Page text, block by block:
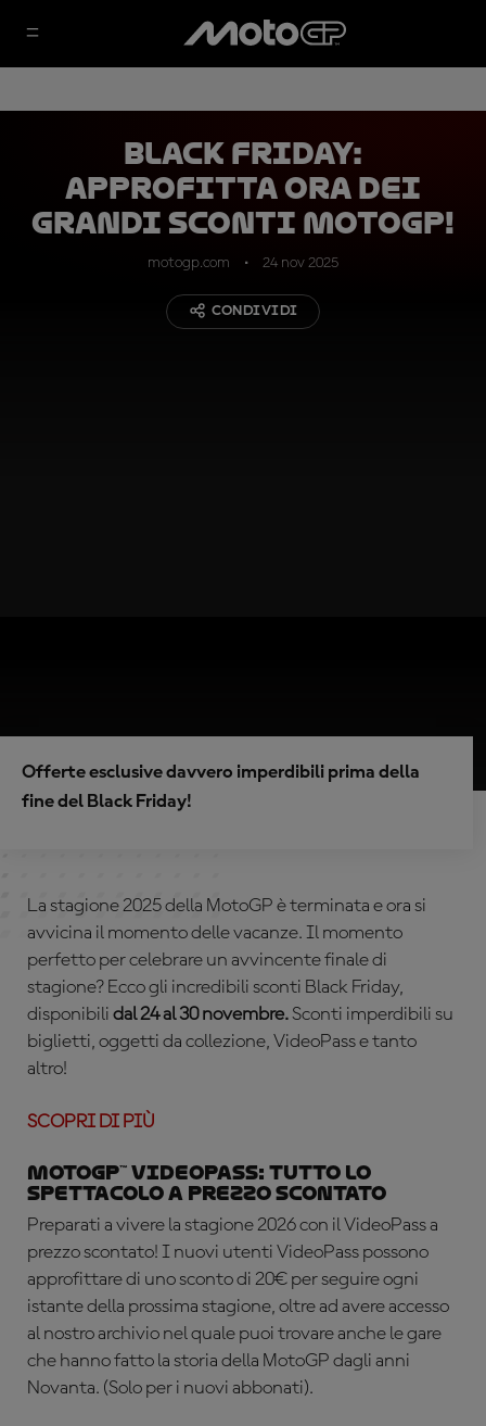
Black Friday:
approfitta ora dei
grandi sconti MotoGP!
motogp.com 24 nov 2025
CONDIVIDI
Offerte esclusive davvero imperdibili prima della
fine del Black Friday!
La stagione 2025 della MotoGP è terminata e ora si
avvicina il momento delle vacanze. Il momento
perfetto per celebrare un avvincente finale di
stagione? Ecco gli incredibili sconti Black Friday,
disponibili dal 24 al 30 novembre.Sconti imperdibili su
biglietti, oggetti da collezione, VideoPass e tanto
altro!
SCOPRI DI PIÙ
MotoGP™ VideoPass: tutto lo
spettacolo a prezzo scontato
Preparati a vivere la stagione 2026 con il VideoPass a
prezzo scontato! I nuovi utenti VideoPass possono
approfittare di uno sconto di 20€ per seguire ogni
istante della prossima stagione, oltre ad avere accesso
al nostro archivio nel quale puoi trovare anche le gare
che hanno fatto la storia della MotoGP dagli anni
Novanta. (Solo per i nuovi abbonati).